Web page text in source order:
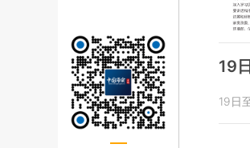
19
19日